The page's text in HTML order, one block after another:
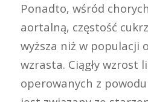
Ponadto, wśród
aortalną, częstość
wyższa niż w populacji
wzrasta. Ciągły wzrost
operowanych z